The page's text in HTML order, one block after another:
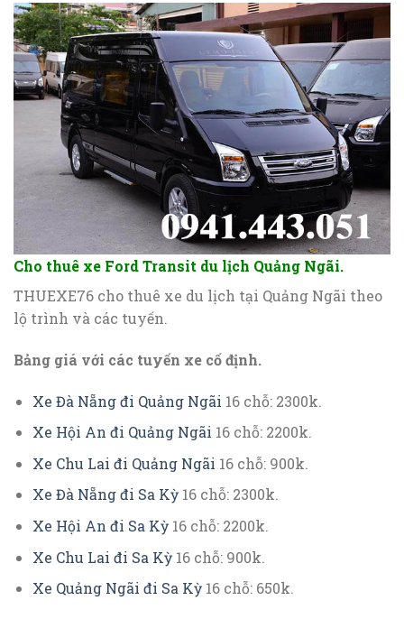
Cho thuê xe Ford Transit du lịch Quảng Ngãi.
THUEXE76 cho thuê xe du lịch tại Quảng Ngãi theo
lộ trình và các tuyến.
Bảng giá với các tuyến xe cố định.
Xe Đà Nẵng đi Quảng Ngãi 16 chỗ: 2300k.
Xe Hội An đi Quảng Ngãi 16 chỗ: 2200k.
Xe Chu Lai đi Quảng Ngãi 16 chỗ: 900k.
Xe Đà Nẵng đi Sa Kỳ16 chỗ: 2300k.
Xe Hội An đi Sa Kỳ16 chỗ: 2200k.
Xe Chu Lai đi Sa Kỳ16 chỗ: 900k.
Xe Quảng Ngãi đi Sa Kỳ16 chỗ: 650k.